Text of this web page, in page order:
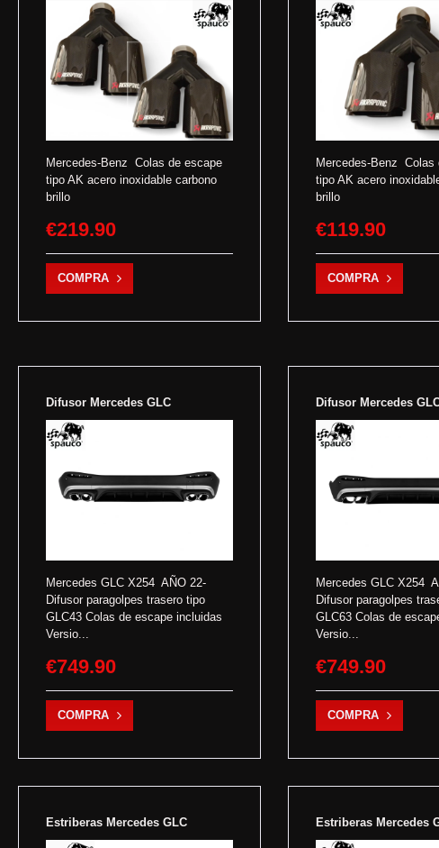
Mercedes-Benz Colas de escape
tipo AK acero inoxidable carbono
brillo
€219.90
COMPRA
Mercedes-Benz Colas
tipo AK acero
brillo
€119.90
COMPRA
Difusor Mercedes GLC
Mercedes GLC X254 AÑO 22-
Difusor paragolpes trasero tipo
GLC43 Colas de escape incluidas
Versio...
€749.90
COMPRA
Difusor Mercedes
Mercedes GLC X254
Difusor paragolpes
GLC63 Colas de
Versio...
€749.90
COMPRA
Estriberas Mercedes GLC Estriberas Mercedes